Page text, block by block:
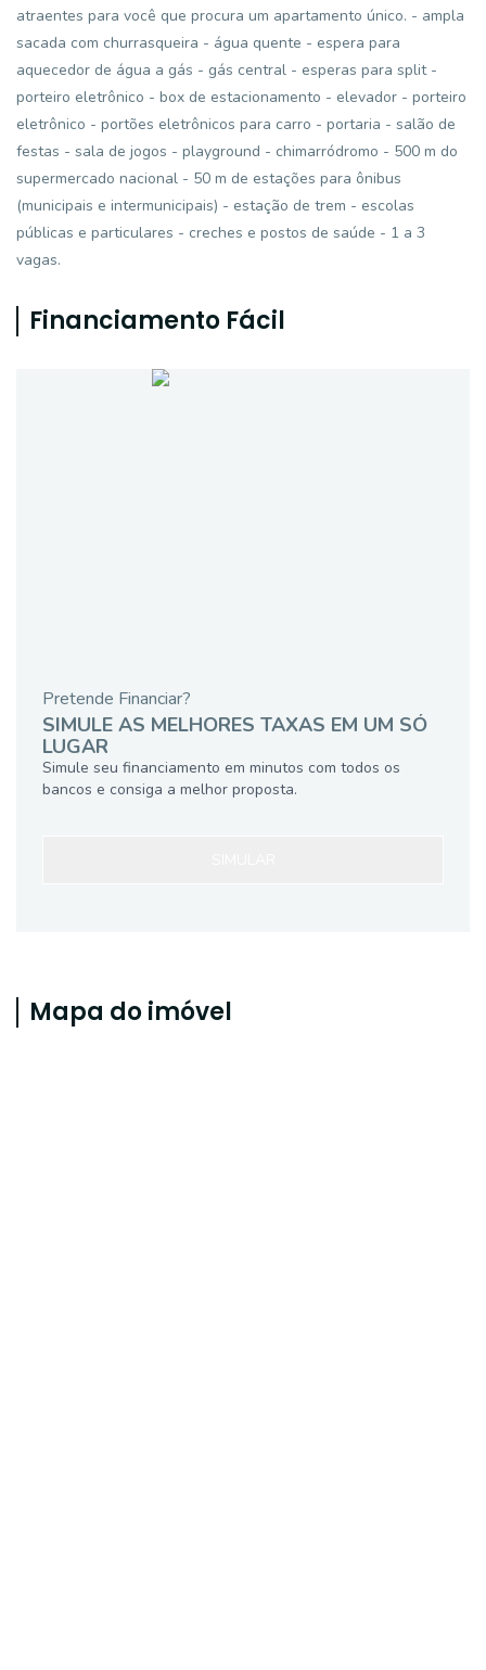
atraentes para você que procura um apartamento único. - ampla
sacada com churrasqueira - água quente - espera para
aquecedor de água a gás - gás central - esperas para split -
porteiro eletrônico - box de estacionamento - elevador - porteiro
eletrônico - portões eletrônicos para carro - portaria - salão de
festas - sala de jogos - playground - chimarródromo - 500 m do
supermercado nacional - 50 m de estações para ônibus
(municipais e intermunicipais) - estação de trem - escolas
públicas e particulares - creches e postos de saúde - 1 a 3
vagas.
Financiamento Fácil
Pretende Financiar?
SIMULE AS MELHORES TAXAS EM UM SÓ
LUGAR
Simule seu financiamento em minutos com todos os
bancos e consiga a melhor proposta.
Mapa do imóvel